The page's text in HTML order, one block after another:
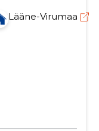
Lääne-Virumaa